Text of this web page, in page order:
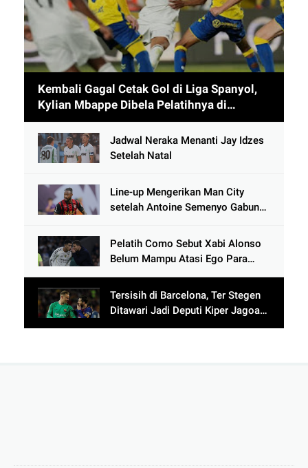
Kembali Gagal Cetak Gol di Liga Spanyol,
Kylian Mbappe Dibela Pelatihnya di
Timnas Prancis
Jadwal Neraka Menanti Jay Idzes
Setelah Natal
Line-up Mengerikan Man City
setelah Antoine Semenyo Gabung,
Ngos-ngosan
Pelatih Como Sebut Xabi Alonso
Belum Mampu Atasi Ego Para
Tersisih di Barcelona, Ter Stegen
Ditawari Jadi Deputi Kiper Jagoan
Lionel Messi